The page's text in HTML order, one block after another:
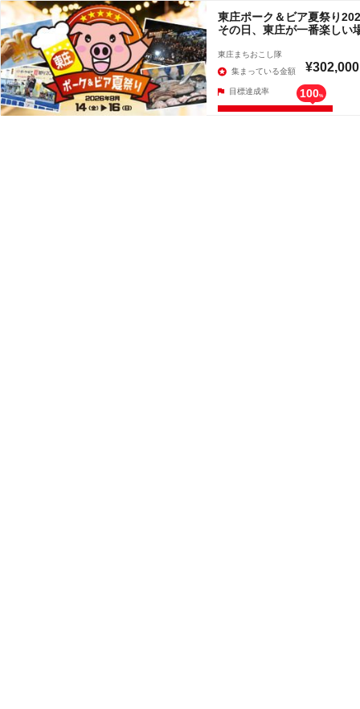
東庄ポーク＆ビア夏祭り
その日、東庄が一番楽しい
東庄まちおこし隊
集まっている金額
¥302,000
目標達成率 100%